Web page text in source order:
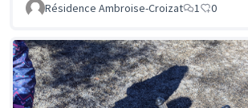
Résidence Ambroise-Croizat
1 0